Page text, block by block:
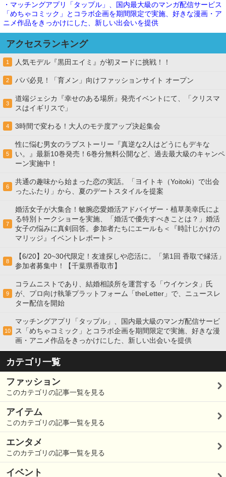
・マッチングアプリ「タップル」、国内最大級のマンガ配信サービス
「めちゃコミック」とコラボ企画を期間限定で実施、好きな漫画・ア
ニメ作品をきっかけにした、新しい出会いを提供
アクセスランキング
1 人気モデル『黒田エイミ』が初ヌードに挑戦！！
2 パパ必見！「育メン」向けファッションサイト オープン
3
道端ジェシカ『幸せのある場所』発売イベントにて、「クリスマ
スはイギリスで」
4 3時間で変わる！大人のモテ度アップ決起集会
5
性に悩む男女のラブストーリー『真逆な2人はどうにもデキな
い。』最新10巻発売！6巻分無料公開など、過去最大級のキャンペ
ーン実施中！
6
共通の趣味から始まった恋の実話。「ヨイトキ（Yoitoki）で出会
ったふたり」から、夏のデートスタイルを提案
7
婚活女子が大集合！敏腕恋愛婚活アドバイザー・植草美幸氏によ
る特別トークショーを実施、「婚活で優先すべきことは？」婚活
女子の悩みに真剣回答。参加者たちにエールも＜『時計じかけの
マリッジ』イベントレポート＞
8
【6/20】20~30代限定！友達探しや恋活に。「第1回 香取で縁活」
参加者募集中！【千葉県香取市】
9
コラムニストであり、結婚相談所を運営する「ウイケンタ」氏
が、プロ向け執筆プラットフォーム「theLetter」で、ニュースレ
ター配信を開始
10
マッチングアプリ「タップル」、国内最大級のマンガ配信サービ
ス「めちゃコミック」とコラボ企画を期間限定で実施、好きな漫
画・アニメ作品をきっかけにした、新しい出会いを提供
カテゴリ一覧
ファッション
このカテゴリの記事一覧を見る
アイテム
このカテゴリの記事一覧を見る
エンタメ
このカテゴリの記事一覧を見る
イベント